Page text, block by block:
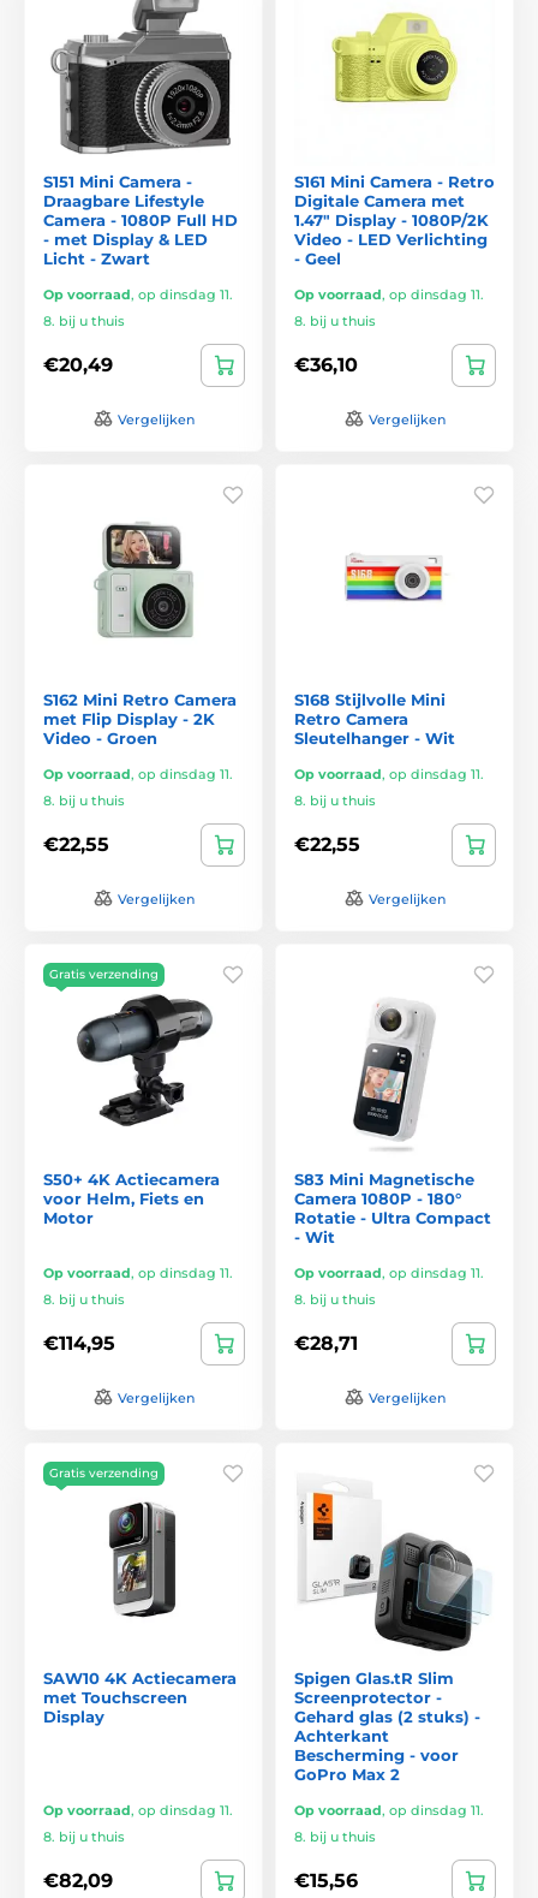
S151 Mini Camera -
Draagbare Lifestyle
Camera - 1080P Full HD
- met Display & LED
Licht - Zwart
Op voorraad, op dinsdag 11.
8. bij u thuis
€20,49
Vergelijken
S161 Mini Camera - Retro
Digitale Camera met
1.47" Display - 1080P/2K
Video - LED Verlichting
- Geel
Op voorraad, op dinsdag 11.
8. bij u thuis
€36,10
Vergelijken
S162 Mini Retro Camera
met Flip Display - 2K
Video - Groen
Op voorraad, op dinsdag 11.
8. bij u thuis
€22,55
Vergelijken
S168 Stijlvolle Mini
Retro Camera
Sleutelhanger - Wit
Op voorraad, op dinsdag 11.
8. bij u thuis
€22,55
Vergelijken
Gratis verzending
S50+ 4K Actiecamera
voor Helm, Fiets en
Motor
Op voorraad, op dinsdag 11.
8. bij u thuis
€114,95
Vergelijken
S83 Mini Magnetische
Camera 1080P - 180°
Rotatie - Ultra Compact
- Wit
Op voorraad, op dinsdag 11.
8. bij u thuis
€28,71
Vergelijken
Gratis verzending
SAW10 4K Actiecamera
met Touchscreen
Display
Op voorraad, op dinsdag 11.
8. bij u thuis
€82,09
Spigen Glas.tR Slim
Screenprotector -
Gehard glas (2 stuks) -
Achterkant
Bescherming - voor
GoPro Max 2
Op voorraad, op dinsdag 11.
8. bij u thuis
€15,56